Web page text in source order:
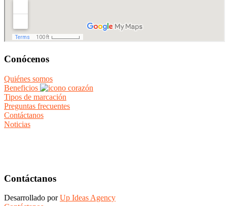
Conócenos
Quiénes somos
Beneficios
Tipos de marcación
Preguntas frecuentes
Contáctanos
Noticias
Contáctanos
Desarrollado porUp Ideas Agency